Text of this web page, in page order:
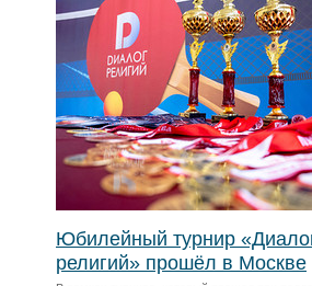
Юбилейный турнир
религий» прошёл в Москве